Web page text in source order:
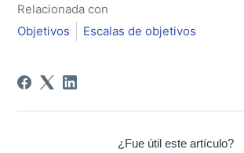
Relacionada con
Objetivos
Escalas de objetivos
¿Fue útil este artículo?